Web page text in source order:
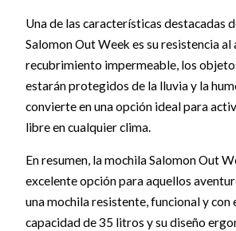
Una de las características destacadas
Salomon Out Week es su resistencia al
recubrimiento impermeable, los
estarán protegidos de la lluvia y la
convierte en una opción ideal para
libre en cualquier clima.
En resumen, la mochila Salomon Out
excelente opción para aquellos
una mochila resistente, funcional y con
capacidad de 35 litros y su diseño